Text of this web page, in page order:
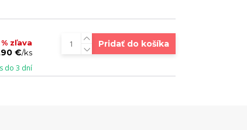
zľava
€/ks
do 3 dní
Pridať do košíka